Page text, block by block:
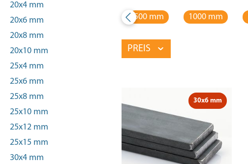
20x4 mm
20x6 mm
20x8 mm
20x10 mm
25x4 mm
25x6 mm
25x8 mm
25x10 mm
25x12 mm
25x15 mm
30x4 mm
500 mm 1000 mm
PREIS
30x6 mm